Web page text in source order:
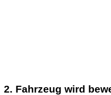
2. Fahrzeug wird